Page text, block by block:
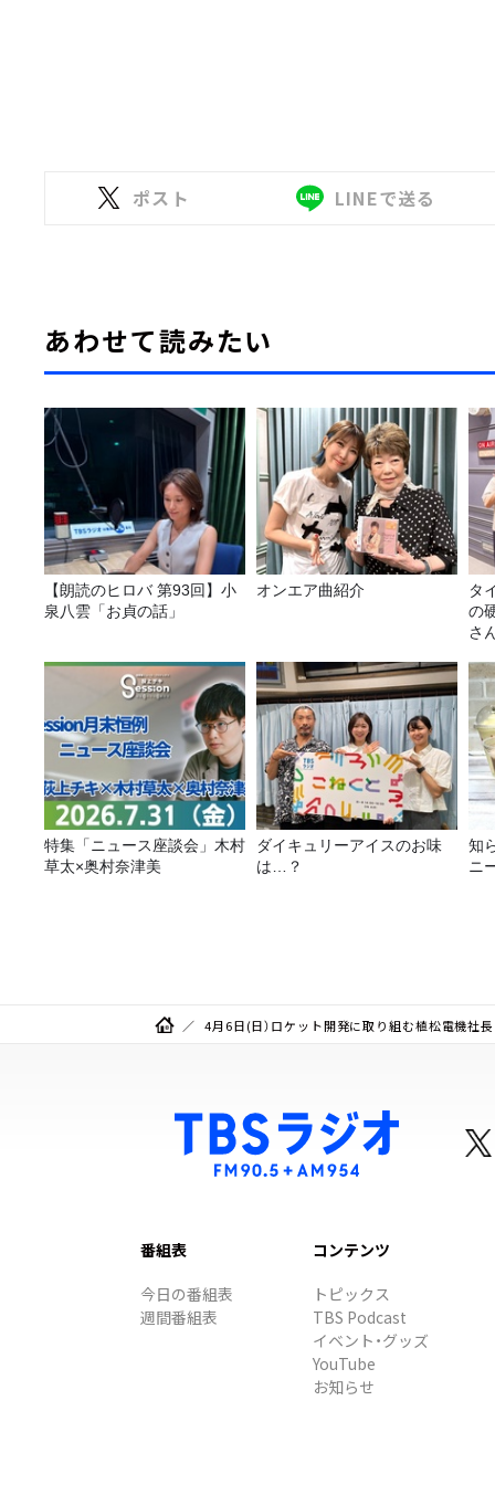
ポスト LINEで送る
あわせて読みたい
【朗読のヒロバ 第93回】小
泉八雲「お貞の話」
オンエア曲紹介
タ
の
さ
特集「ニュース座談会」木村
草太×奥村奈津美
ダイキュリーアイスのお味
は…？
知
ニ
4月6日(日）ロケット開発に取り組む植松電機社
番組表
今日の番組表
週間番組表
コンテンツ
トピックス
TBS Podcast
イベント・グッズ
YouTube
お知らせ